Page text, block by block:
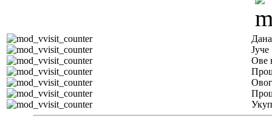
Јуче
Ове